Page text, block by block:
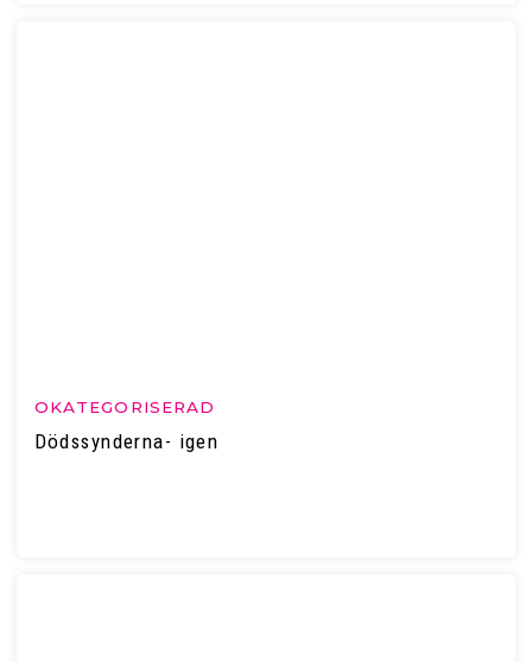
OKATEGORISERAD
Dödssynderna- igen